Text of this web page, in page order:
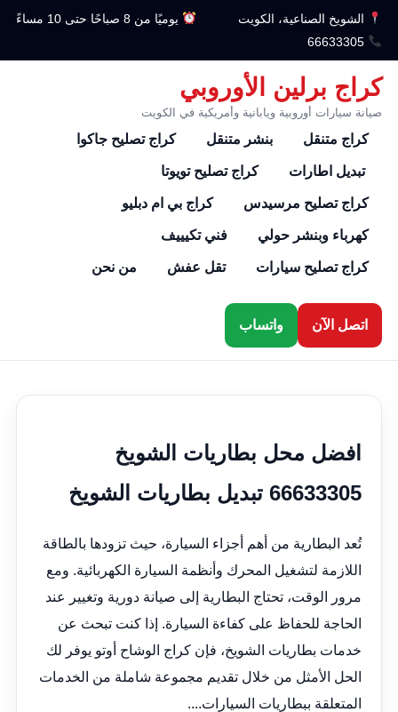
الشويخ الصناعية، الكويت
يوميًا من 8 صباحًا حتى 10 مساءً
66633305
كراج برلين الأوروبي
صيانة سيارات أوروبية ويابانية وأمريكية في الكويت
كراج متنقل بنشر متنقل كراج تصليح جاكوا
تبديل اطارات كراج تصليح تويوتا
كراج تصليح مرسيدس كراج بي ام دبليو
كهرباء وبنشر حولي فني تكيييف
كراج تصليح سيارات تقل عفش من نحن
اتصل الآن واتساب
افضل محل بطاريات الشويخ
66633305 تبديل بطاريات الشويخ
تُعد البطارية من أهم أجزاء السيارة، حيث تزودها بالطاقة
اللازمة لتشغيل المحرك وأنظمة السيارة الكهربائية. ومع
مرور الوقت، تحتاج البطارية إلى صيانة دورية وتغيير عند
الحاجة للحفاظ على كفاءة السيارة. إذا كنت تبحث عن
خدمات بطاريات الشويخ، فإن كراج الوشاح أوتو يوفر لك
الحل الأمثل من خلال تقديم مجموعة شاملة من الخدمات
المتعلقة ببطاريات السيارات....